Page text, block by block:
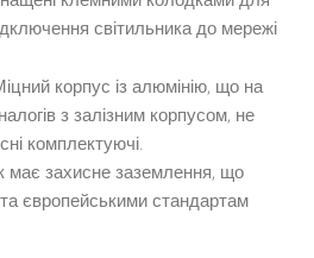
світильника до мережі
корпус із алюмінію, що на
з залізним корпусом, не
комплектуючі.
має захисне заземлення, що
та європейськими стандартам